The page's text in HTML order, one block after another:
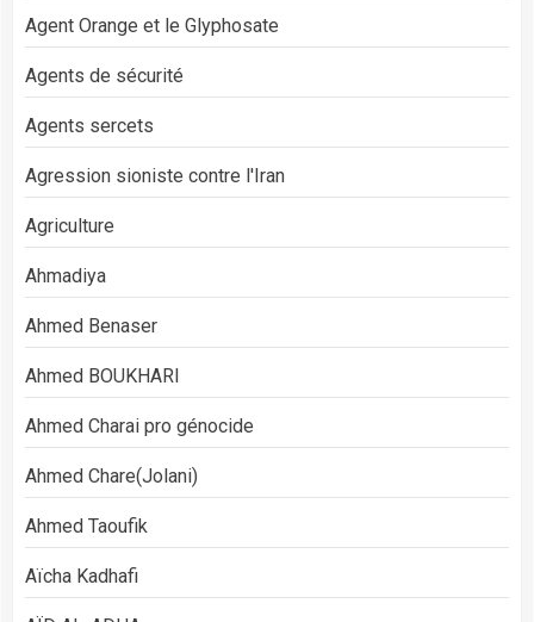
Agent Orange et le Glyphosate
Agents de sécurité
Agents sercets
Agression sioniste contre l'Iran
Agriculture
Ahmadiya
Ahmed Benaser
Ahmed BOUKHARI
Ahmed Charai pro génocide
Ahmed Chare(Jolani)
Ahmed Taoufik
Aïcha Kadhafi